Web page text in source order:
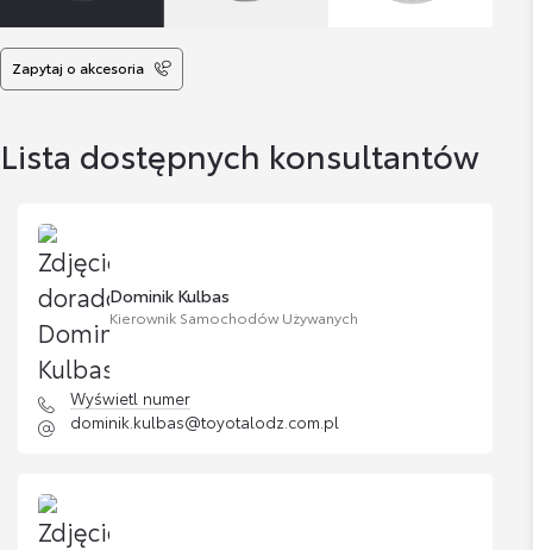
Zapytaj o akcesoria
Lista dostępnych konsultantów
Dominik Kulbas
Kierownik Samochodów Używanych
Wyświetl numer
dominik.kulbas@toyotalodz.com.pl